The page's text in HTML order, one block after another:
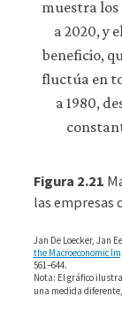
nuestro
Estas
vendemos
cedemos
Figura 2.21
las empresas
Jan De Loecker, Jan
the Macroeconomic
561–644.
Nota: El gráfico
una medida